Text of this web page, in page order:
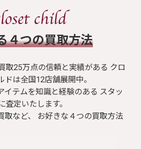
４つの買取方法
取25万点の信頼と実績がある クロ
ドは全国12店舗展開中。
イテムを知識と経験のある スタッ
査定いたします。
取など、 お好きな４つの買取方法